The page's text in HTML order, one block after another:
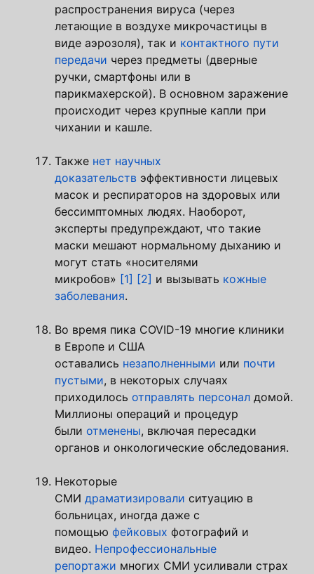
распространения вируса (через
летающие в воздухе микрочастицы в
виде аэрозоля), так и контактного пути
передачи через предметы (дверные
ручки, смартфоны или в
парикмахерской). В основном заражение
происходит через крупные капли при
чихании и кашле.
Также нет научных
доказательств эффективности лицевых
масок и респираторов на здоровых или
бессимптомных людях. Наоборот,
эксперты предупреждают, что такие
маски мешают нормальному дыханию и
могут стать «носителями
микробов» [1] [2] и вызывать кожные
заболевания.
Во время пика COVID-19 многие клиники
в Европе и США
оставались незаполненными или почти
пустыми, в некоторых случаях
приходилось отправлять персонал домой.
Миллионы операций и процедур
были отменены, включая пересадки
органов и онкологические обследования.
Некоторые
СМИ драматизировали ситуацию в
больницах, иногда даже с
помощью фейковых фотографий и
видео. Непрофессиональные
репортажи многих СМИ усиливали страх